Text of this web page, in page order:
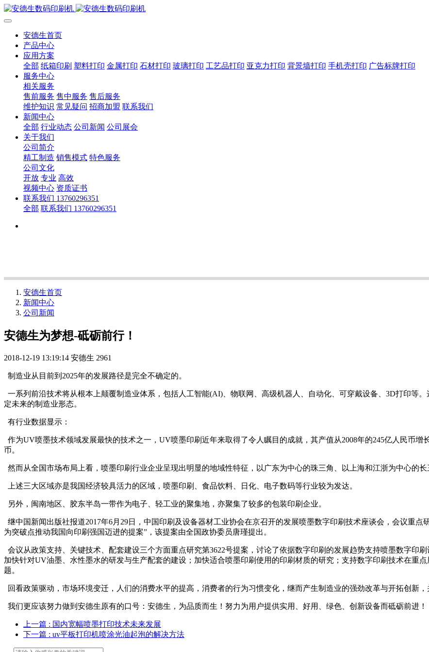
安德生首页
产品中心
应用方案
全部 纸箱印刷 塑料打印 金属打印 石材打印 玻璃打印 工艺品打印 亚克力打印 背景墙打印 手机壳打印 广告标牌打印
服务中心
相关服务
售前服务 售中服务 售后服务
维护知识 常见疑问 招商加盟 联系我们
新闻中心
全部 行业动态 公司新闻 公司展会
关于我们
公司简介
精工制造 销售模式 特色服务
公司文化
开放 专业 高效
视频中心 资质证书
联系我们 13760296351
全部 联系我们 13760296351
安德生首页
新闻中心
公司新闻
安德生为梦想-砥砺前行！
2018-12-19 13:19:14 安德生 2961
制造业从目前到2025年的发展路径是完全不确定的。
一系列前沿技术将从根本上颠覆制造业体系，包括人工智能(AI)、物联网、高级机器人、自动化、可穿戴设备、3D打印等
定未来的制造业形态。
有行业数据显示：
作为UV喷墨技术领域发展最快的技术之一，UV喷墨印刷近年来取得了令人瞩目的成就，其产值从2008年的245亿人民币增
币。
然而从全国市场布局上看，喷墨印刷行业企业呈现出明显的地域性特征，以广东为中心的珠三角、以上海和江浙为中心的
上述三大区域亦是我国经济较具活力的区域，喷墨印刷、食品饮料、日化、电子数码等行业较为发达。
另外，闽南地区、胶东半岛一带作为电子、轻工业的聚集地，亦聚集了较多的包装印刷企业。
继中国新闻出版社报道2017年6月29日，中国印刷及设备器材工业协会在京召开的发展喷墨数字印刷技术座谈会，会议重点
为突破点推动我国向印刷强国迈进的提案”，该提案由全国政协委员唐瑾提出。
会议从政策支持、关键技术、配套建设三个方面重点研究第3622号提案，讨论了依据数字印刷的发展趋势支持喷墨数字印
加快针对UV油墨、水性墨水的研发与生产配套的建设；加快适合喷墨印刷使用的印刷材质的研究；支持数字印刷技术在重
题。
回看政策驱动，市场环境变迁，人们的消费水平的提高，消费者的行为习惯变化，继而产生制造业的强劲改革与开拓创新
我们更应该努力做到安德生原有的口号：安德生，为品质而生！努力为用户提供实用、好用、绿色、创新设备而砥砺前进！
上一篇 : 国内宽幅喷墨打印技术未来发展
下一篇 : uv平板打印机喷涂光油起泡的解决方法